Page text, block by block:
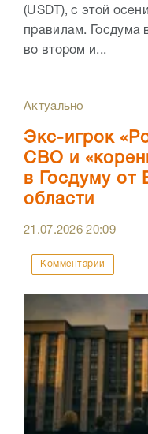
(USDT), с этой
правилам. Госдума
во втором и...
Актуально
Экс-игрок
СВО и
в Госдуму от
области
21.07.202620:09
Комментарии